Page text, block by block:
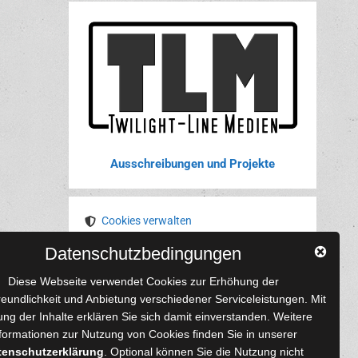
Ausschreibungen und Projekte
Cookies verwalten
YouTube
Tumblr
Pinterest
Instagram
X RSS-Feed
Autoren Content-Design
Datenschutzbedingungen
Diese Webseite verwendet Cookies zur Erhöhung der
und Anbietung verschiedener Serviceleistungen. Mit
der Inhalte erklären Sie sich damit einverstanden. Weitere
zur Nutzung von Cookies finden Sie in unserer
. Optional können Sie die Nutzung nicht